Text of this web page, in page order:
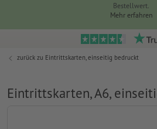
Bestellwert.
Mehr erfahren
zurück zu Eintrittskarten, einseitig bedruckt
Eintrittskarten, A6,